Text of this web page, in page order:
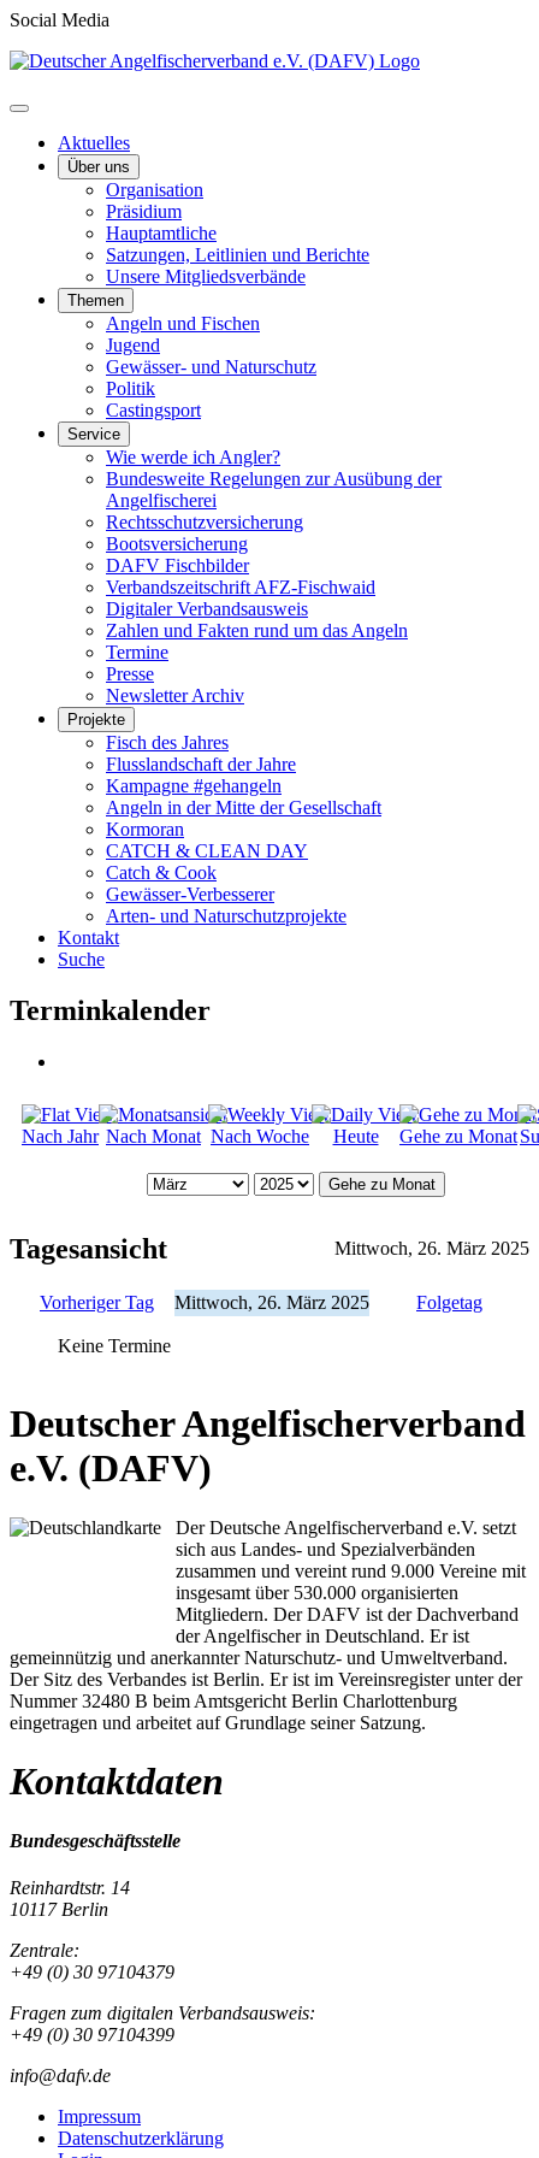
Social Media
Aktuelles
Über uns
Organisation
Präsidium
Hauptamtliche
Satzungen, Leitlinien und Berichte
Unsere Mitgliedsverbände
Themen
Angeln und Fischen
Jugend
Gewässer- und Naturschutz
Politik
Castingsport
Service
Wie werde ich Angler?
Bundesweite Regelungen zur Ausübung der
Angelfischerei
Rechtsschutzversicherung
Bootsversicherung
DAFV Fischbilder
Verbandszeitschrift AFZ-Fischwaid
Digitaler Verbandsausweis
Zahlen und Fakten rund um das Angeln
Termine
Presse
Newsletter Archiv
Projekte
Fisch des Jahres
Flusslandschaft der Jahre
Kampagne #gehangeln
Angeln in der Mitte der Gesellschaft
Kormoran
CATCH & CLEAN DAY
Catch & Cook
Gewässer-Verbesserer
Arten- und Naturschutzprojekte
Kontakt
Suche
Terminkalender
Nach Jahr Nach Monat Nach Woche Heute Gehe zu Monat
Gehe zu Monat
Tagesansicht Mittwoch, 26. März 2025
Vorheriger Tag Mittwoch, 26. März 2025 Folgetag
Keine Termine
Deutscher Angelfischerverband
e.V. (DAFV)
Der Deutsche Angelfischerverband e.V. setzt
sich aus Landes- und Spezialverbänden
zusammen und vereint rund 9.000 Vereine mit
insgesamt über 530.000 organisierten
Mitgliedern. Der DAFV ist der Dachverband
der Angelfischer in Deutschland. Er ist
gemeinnützig und anerkannter Naturschutz- und Umweltverband.
Der Sitz des Verbandes ist Berlin. Er ist im Vereinsregister unter der
Nummer 32480 B beim Amtsgericht Berlin Charlottenburg
eingetragen und arbeitet auf Grundlage seiner Satzung.
Kontaktdaten
Bundesgeschäftsstelle
Reinhardtstr. 14
10117 Berlin
Zentrale:
+49 (0) 30 97104379
Fragen zum digitalen Verbandsausweis:
+49 (0) 30 97104399
info@dafv.de
Impressum
Datenschutzerklärung